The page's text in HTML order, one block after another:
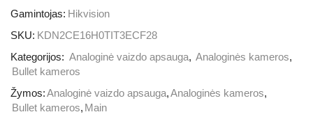
Gamintojas: Hikvision
SKU: KDN2CE16H0TIT3ECF28
Kategorijos: Analoginė vaizdo apsauga, Analoginės kameros,
Bullet kameros
Žymos:Analoginė vaizdo apsauga,Analoginės kameros,
Bullet kameros, Main